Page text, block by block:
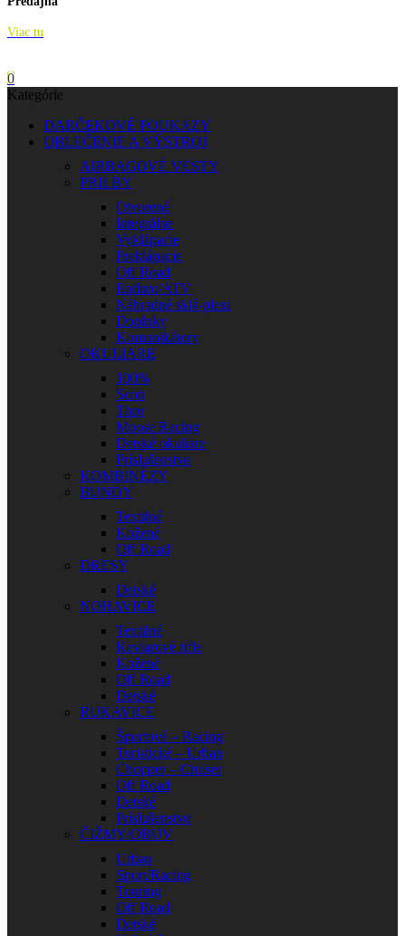
Viac tu
0
Kategórie
DARČEKOVÉ POUKAZY
OBLEČENIE A VÝSTROJ
AIRBAGOVÉ VESTY
PRILBY
Otvorené
Integrálne
Vyklápacie
Preklápacie
Off Road
Enduro/ATV
Náhradné sklá-plexi
Doplnky
Komunikátory
OKULIARE
100%
Scott
Thor
Moose Racing
Detské okuliare
Príslušenstvo
KOMBINÉZY
BUNDY
Textilné
Kožené
Off Road
DRESY
Detské
NOHAVICE
Textilné
Kevlarové rifle
Kožené
Off Road
Detské
RUKAVICE
Športové – Racing
Turistické – Urban
Chopper – Cruiser
Off Road
Detské
Príslušenstvo
ČIŽMY/OBUV
Urban
Sport/Racing
Touring
Off Road
Detské